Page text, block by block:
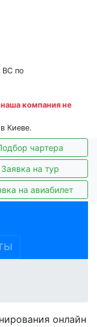
ВС по
компания не
Киеве.
чартера
Заявка на тур
на авиабилет
онлайн